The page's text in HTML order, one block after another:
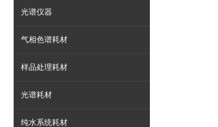
光谱仪器
气相色谱耗材
样品处理耗材
光谱耗材
纯水系统耗材